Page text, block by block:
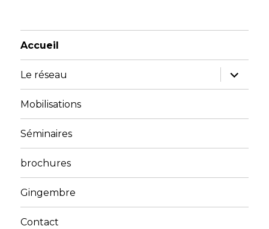
Accueil
Le réseau
ouvrir
le
sous-
Mobilisations
Séminaires
brochures
Gingembre
Contact